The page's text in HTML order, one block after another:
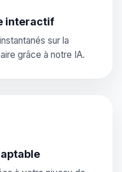
interactif
sur la
grâce à notre IA.